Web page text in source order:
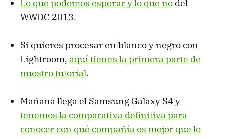
Lo que podemos esperar y lo que no del
WWDC 2013.
Si quieres procesar en blanco y negro con
Lightroom, aquí tienes la primera parte de
nuestro tutorial.
Mañana llega el Samsung Galaxy S4 y
tenemos la comparativa definitiva para
conocer con qué compañía es mejor que lo